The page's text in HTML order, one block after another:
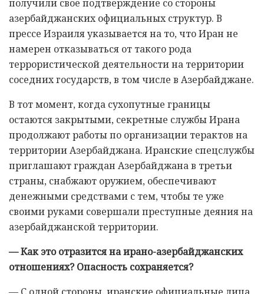
получили свое подтверждение со стороны
азербайджанских официальных структур. В
прессе Израиля указывается на то, что Иран не
намерен отказываться от такого рода
террористической деятельности на территории
соседних государств, в том числе в Азербайджане.
В тот момент, когда сухопутные границы
остаются закрытыми, секретные службы Ирана
продолжают работы по организации терактов на
территории Азербайджана. Иранские спецслужбы
приглашают граждан Азербайджана в третьи
страны, снабжают оружием, обеспечивают
денежными средствами с тем, чтобы те уже
своими руками совершали преступные деяния на
азербайджанской территории.
— Как это отразится на ирано-азербайджанских
отношениях? Опасность сохраняется?